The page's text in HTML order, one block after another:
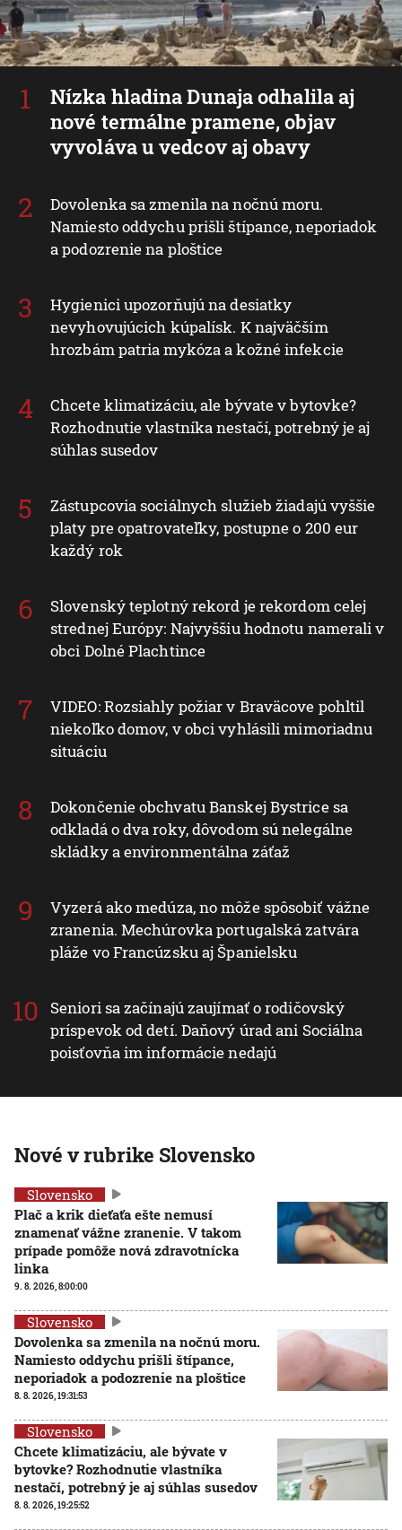
Nízka hladina Dunaja odhalila aj
nové termálne pramene, objav
vyvoláva u vedcov aj obavy
Dovolenka sa zmenila na nočnú moru.
Namiesto oddychu prišli štípance, neporiadok
a podozrenie na ploštice
Hygienici upozorňujú na desiatky
nevyhovujúcich kúpalísk. K najväčším
hrozbám patria mykóza a kožné infekcie
Chcete klimatizáciu, ale bývate v bytovke?
Rozhodnutie vlastníka nestačí, potrebný je aj
súhlas susedov
Zástupcovia sociálnych služieb žiadajú vyššie
platy pre opatrovateľky, postupne o 200 eur
každý rok
Slovenský teplotný rekord je rekordom celej
strednej Európy: Najvyššiu hodnotu namerali v
obci Dolné Plachtince
VIDEO: Rozsiahly požiar v Braväcove pohltil
niekoľko domov, v obci vyhlásili mimoriadnu
situáciu
Dokončenie obchvatu Banskej Bystrice sa
odkladá o dva roky, dôvodom sú nelegálne
skládky a environmentálna záťaž
Vyzerá ako medúza, no môže spôsobiť vážne
zranenia. Mechúrovka portugalská zatvára
pláže vo Francúzsku aj Španielsku
Seniori sa začínajú zaujímať o rodičovský
príspevok od detí. Daňový úrad ani Sociálna
poisťovňa im informácie nedajú
Nové v rubrike Slovensko
Slovensko
Plač a krik dieťaťa ešte nemusí
znamenať vážne zranenie. V takom
prípade pomôže nová zdravotnícka
linka
9. 8. 2026, 8:00:00
Slovensko
Dovolenka sa zmenila na nočnú moru.
Namiesto oddychu prišli štípance,
neporiadok a podozrenie na ploštice
8. 8. 2026, 19:31:53
Slovensko
Chcete klimatizáciu, ale bývate v
bytovke? Rozhodnutie vlastníka
nestačí, potrebný je aj súhlas susedov
8. 8. 2026, 19:25:52